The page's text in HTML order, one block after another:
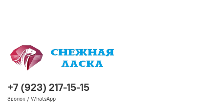
+7 (923) 217-15-15
Звонок / WhatsApp